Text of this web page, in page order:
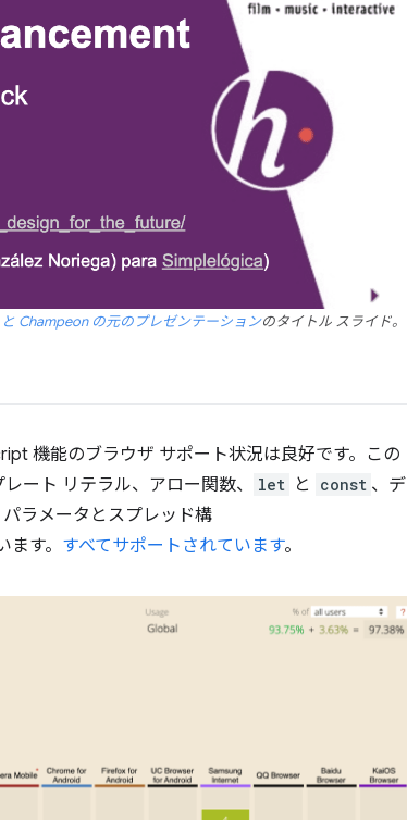
と Champeon の元のプレゼンテーションのタイトル スライド。
機能のブラウザ サポート状況は良好です。この
ート リテラル、アロー関数、
let と const 、デ
ラメータとスプレッド構
す。 すべてサポートされています。